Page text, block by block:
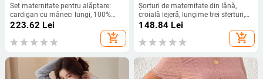
Set maternitate pentru alăptare:
cardigan cu mâneci lungi, 100%
bumbac, pantaloni, stil simplu și
223.62 Lei
add_shopping_cart
Șorturi de maternitate din lână,
croială lejeră, lungime trei sferturi,
susținere abdominală, amestec
148.84 Lei
add_shopping_cart